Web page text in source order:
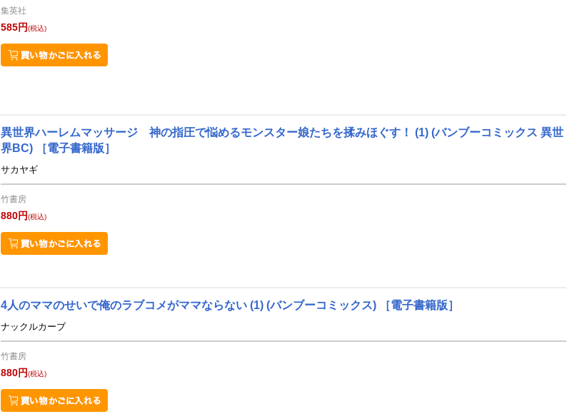
集英社
585円(税込)
異世界ハーレムマッサージ 神の指圧で悩めるモンスター娘たちを揉みほぐす！ (1) (バンブーコミックス 異世
界BC)
［電子書籍版］
サカヤギ
竹書房
880円(税込)
4人のママのせいで俺のラブコメがママならない (1) (バンブーコミックス) ［電子書籍版］
ナックルカーブ
竹書房
880円(税込)